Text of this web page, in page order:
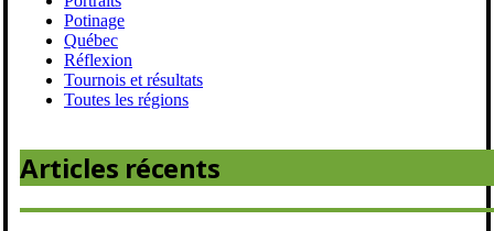
Potinage
Québec
Réflexion
Tournois et résultats
Toutes les régions
Articles récents